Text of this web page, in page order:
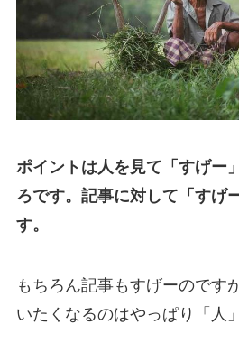
ポイントは人を見て「すげー
ろです。記事に対して「すげ
す。
もちろん記事もすげーのです
いたくなるのはやっぱり「人